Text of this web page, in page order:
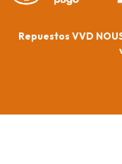
Repuestos VVD